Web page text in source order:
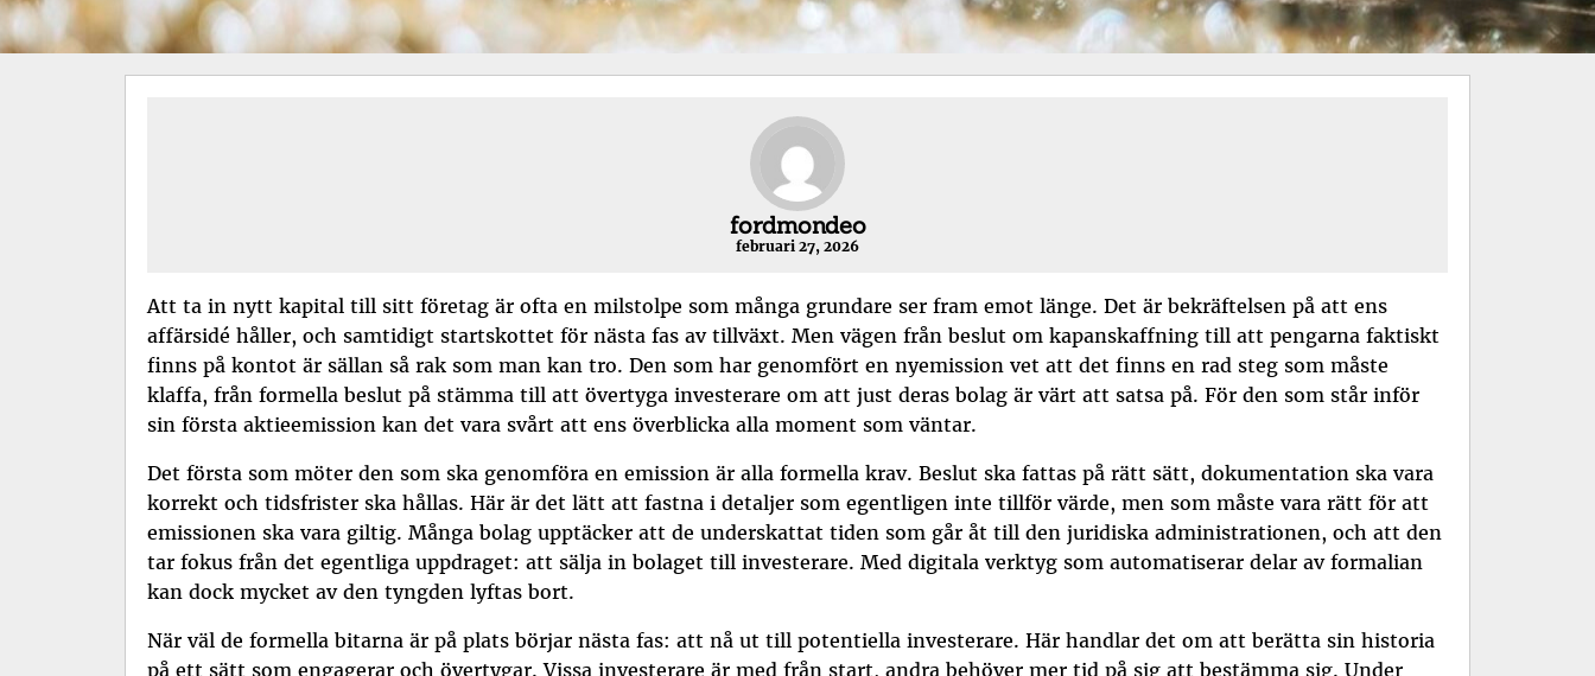
fordmondeo
februari 27, 2026
Att ta in nytt kapital till sitt företag är ofta en milstolpe som många grundare ser fram emot länge. Det är bekräftelsen på att ens
affärsidé håller, och samtidigt startskottet för nästa fas av tillväxt. Men vägen från beslut om kapanskaffning till att pengarna faktiskt
finns på kontot är sällan så rak som man kan tro. Den som har genomfört en nyemission vet att det finns en rad steg som måste
klaffa, från formella beslut på stämma till att övertyga investerare om att just deras bolag är värt att satsa på. För den som står inför
sin första aktieemission kan det vara svårt att ens överblicka alla moment som väntar.
Det första som möter den som ska genomföra en emission är alla formella krav. Beslut ska fattas på rätt sätt, dokumentation ska vara
korrekt och tidsfrister ska hållas. Här är det lätt att fastna i detaljer som egentligen inte tillför värde, men som måste vara rätt för att
emissionen ska vara giltig. Många bolag upptäcker att de underskattat tiden som går åt till den juridiska administrationen, och att den
tar fokus från det egentliga uppdraget: att sälja in bolaget till investerare. Med digitala verktyg som automatiserar delar av formalian
kan dock mycket av den tyngden lyftas bort.
När väl de formella bitarna är på plats börjar nästa fas: att nå ut till potentiella investerare. Här handlar det om att berätta sin historia
på ett sätt som engagerar och övertygar. Vissa investerare är med från start, andra behöver mer tid på sig att bestämma sig. Under